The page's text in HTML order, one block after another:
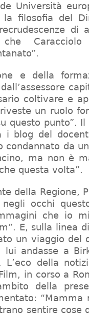
Università
la filosofia del
di
e della
coltivare e
un ruolo
questo punto”.
i blog del
condannato da
ma non è
questa volta”.
della Regione,
occhi
che io
E, sulla linea
un viaggio del
lui andasse a
L’eco della
in corso a
della
“Mamma
sentire cose